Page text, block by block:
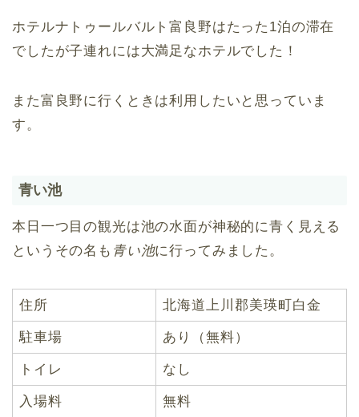
ホテルナトゥールバルト富良野はたった1泊の滞在
でしたが子連れには大満足なホテルでした！
また富良野に行くときは利用したいと思っていま
す。
青い池
本日一つ目の観光は池の水面が神秘的に青く見える
というその名も 青い池に行ってみました。
住所 北海道上川郡美瑛町白金
駐車場 あり（無料）
トイレ なし
入場料 無料